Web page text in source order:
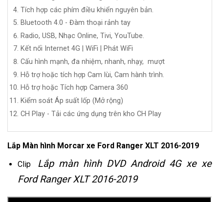
Tích hợp các phím điều khiển nguyên bản.
Bluetooth 4.0 - Đàm thoại rảnh tay
Radio, USB, Nhạc Online, Tivi, YouTube.
Kết nối Internet 4G | WiFi | Phát WiFi
Cấu hình mạnh, đa nhiệm, nhanh, nhạy, mượt
Hỗ trợ hoặc tích hợp Cam lùi, Cam hành trình.
Hỗ trợ hoặc Tích hợp Camera 360
Kiểm soát Áp suất lốp (Mở rộng)
CH Play - Tải các ứng dụng trên kho CH Play
Lắp Màn hình Morcar xe Ford Ranger XLT 2016-2019
Clip
Lắp màn hình DVD Android 4G xe xe
Ford Ranger XLT 2016-2019